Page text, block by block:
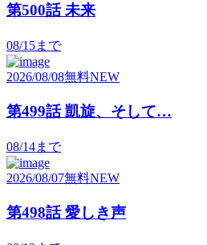
第500話 未来
08/15まで
2026/08/08無料NEW
第499話 凱旋、そして…
08/14まで
2026/08/07無料NEW
第498話 愛しき声